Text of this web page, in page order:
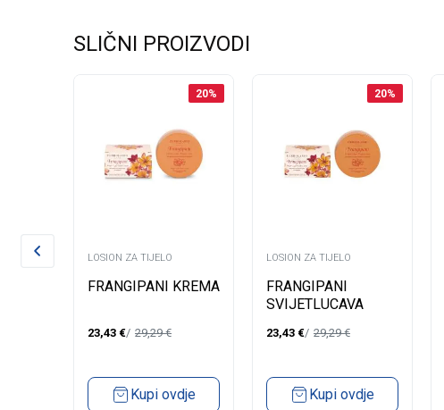
SLIČNI PROIZVODI
20%
LOSION ZA TIJELO
FRANGIPANI KREMA
23,43 € 29,29€
Kupi ovdje
20%
LOSION ZA TIJELO
FRANGIPANI
SVIJETLUCAVA
150ML
23,43 € 29,29€
Kupi ovdje